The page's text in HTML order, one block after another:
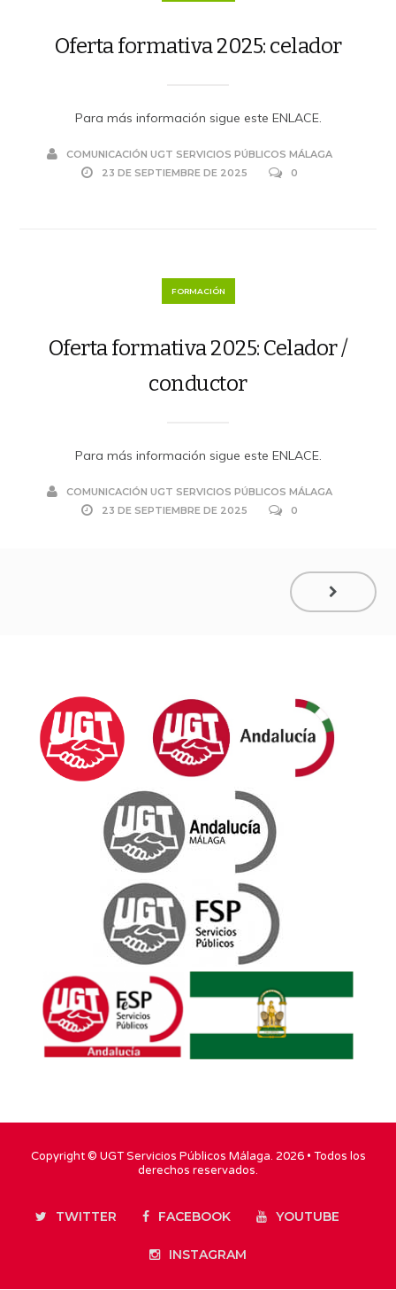
Oferta formativa 2025: celador
Para más información sigue este ENLACE.
COMUNICACIÓN UGT SERVICIOS PÚBLICOS MÁLAGA
23 DE SEPTIEMBRE DE 2025
0
FORMACIÓN
Oferta formativa 2025: Celador /
conductor
Para más información sigue este ENLACE.
COMUNICACIÓN UGT SERVICIOS PÚBLICOS MÁLAGA
23 DE SEPTIEMBRE DE 2025
0
Copyright © UGT Servicios Públicos Málaga. 2026 • Todos los
derechos reservados.
TWITTER FACEBOOK YOUTUBE
INSTAGRAM